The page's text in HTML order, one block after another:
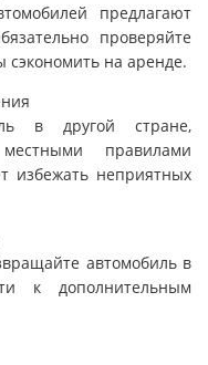
предлагают
проверяйте
сэкономить на аренде.
в другой стране,
правилами
избежать неприятных
автомобиль в
к дополнительным